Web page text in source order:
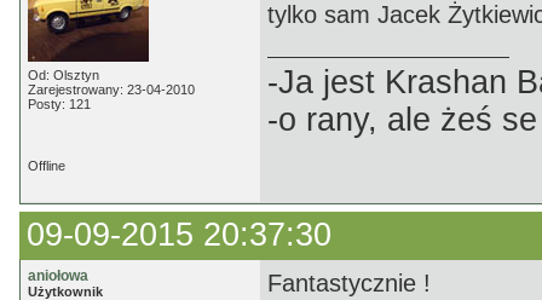
Od: Olsztyn
Zarejestrowany: 23-04-2010
Posty: 121
tylko sam Jacek
-Ja jest Krashan
-o rany, ale żeś
Offline
09-09-2015 20:37:30
aniołowa
Użytkownik Fantastycznie !